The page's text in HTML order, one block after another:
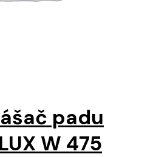
padu
W 475